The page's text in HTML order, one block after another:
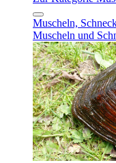
Muscheln,
Muscheln und